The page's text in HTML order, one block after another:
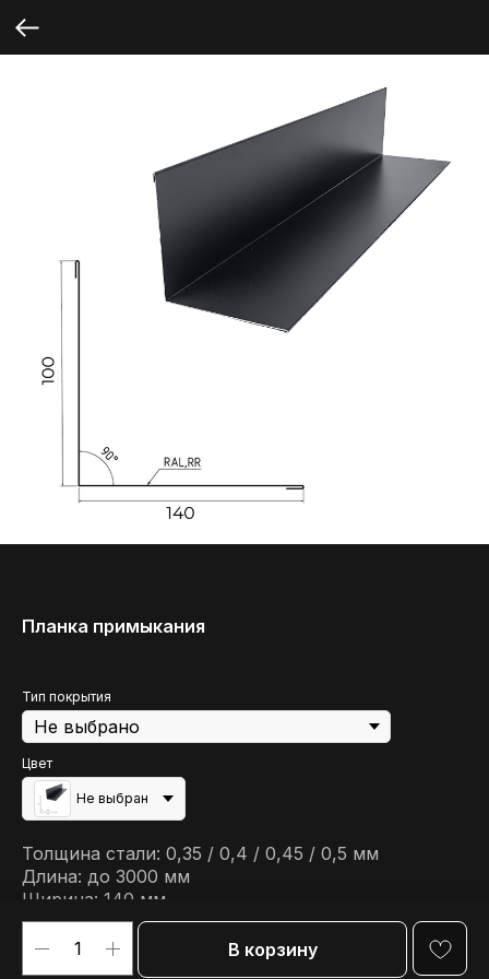
Планка примыкания
Тип покрытия
Цвет
Не выбран
В корзину
Толщина стали: 0,35 / 0,4 / 0,45 / 0,5 мм
Длина: до 3000 мм
Ширина: 140 мм
Высота: 100 мм